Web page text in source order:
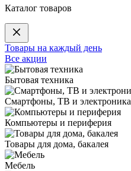
Каталог товаров
Товары на каждый день
Все акции
Бытовая техника
Смартфоны, ТВ и электроника
Компьютеры и периферия
Товары для дома, бакалея
Мебель